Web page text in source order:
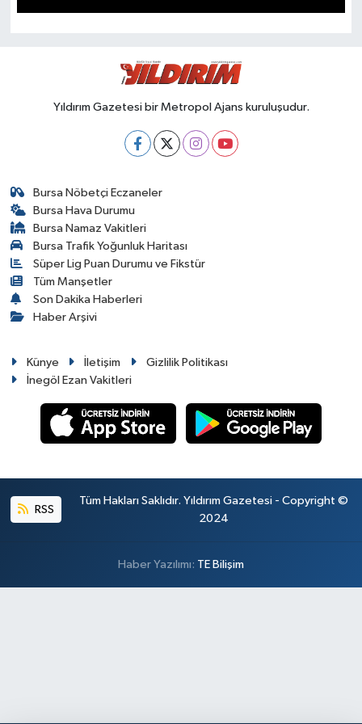
Yıldırım Gazetesi bir Metropol Ajans kuruluşudur.
Bursa Nöbetçi Eczaneler
Bursa Hava Durumu
Bursa Namaz Vakitleri
Bursa Trafik Yoğunluk Haritası
Süper Lig Puan Durumu ve Fikstür
Tüm Manşetler
Son Dakika Haberleri
Haber Arşivi
Künye İletişim
Gizlilik Politikası
İnegöl Ezan Vakitleri
RSS
Tüm Hakları Saklıdır. Yıldırım Gazetesi - Copyright ©
2024
Haber Yazılımı: TE Bilişim